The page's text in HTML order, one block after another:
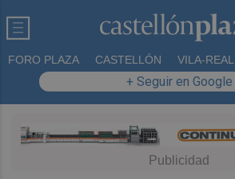
FORO PLAZA CASTELLÓN VILA-REAL
+ Seguir en Google